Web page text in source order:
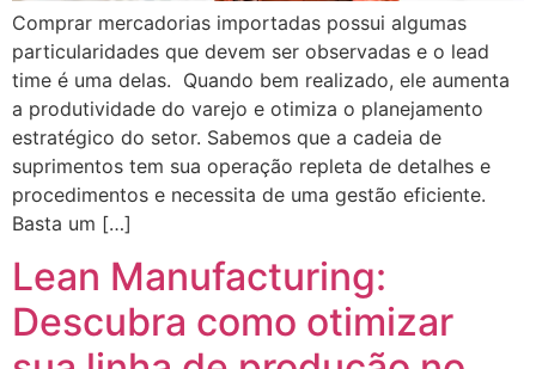
Comprar mercadorias importadas possui algumas
particularidades que devem ser observadas e o lead
time é uma delas. Quando bem realizado, ele aumenta
a produtividade do varejo e otimiza o planejamento
estratégico do setor. Sabemos que a cadeia de
suprimentos tem sua operação repleta de detalhes e
procedimentos e necessita de uma gestão eficiente.
Basta um […]
Lean Manufacturing:
Descubra como otimizar